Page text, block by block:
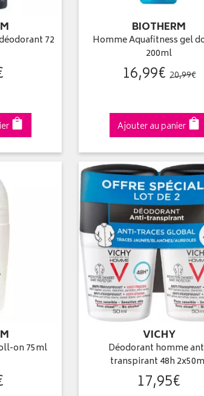
72
BIOTHERM
Homme Aquafitness gel
200ml
16,99€ 20,99€
Ajouter au panier
on 75ml
VICHY
Déodorant homme
transpirant 48h
17,95€